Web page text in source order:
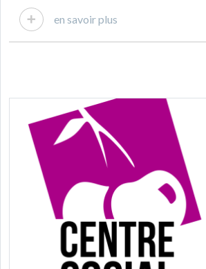
en savoir plus